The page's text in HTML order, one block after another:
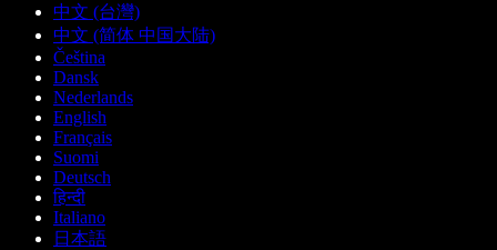
中文 (台灣)
中文 (简体 中国大陆)
Čeština
Dansk
Nederlands
English
Français
Suomi
Deutsch
हिन्दी
Italiano
日本語